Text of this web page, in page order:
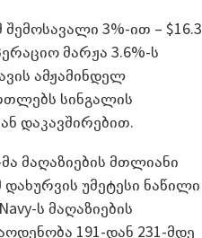
3%-ით – $16.3
მარჟა 3.6%-ს
ამჟამინდელ
სინგალის
დაკავშირებით.
მაღაზიების მთლიანი
უმეტესი ნაწილი
ს მაღაზიების
191-დან 231-მდე